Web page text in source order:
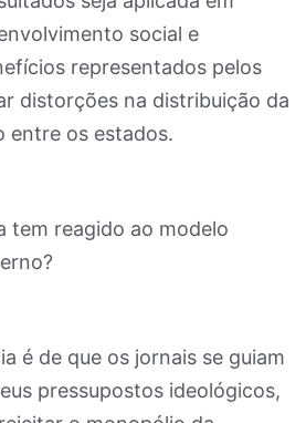
social e
representados pelos
distorções na distribuição da
entre os estados.
tem reagido ao modelo
é de que os jornais se guiam
pressupostos ideológicos,